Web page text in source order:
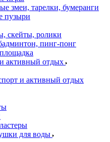
змеи, тарелки, бумеранги
пузыри
скейты, ролики
пинг-понг
активный отдых
и активный отдых
для воды